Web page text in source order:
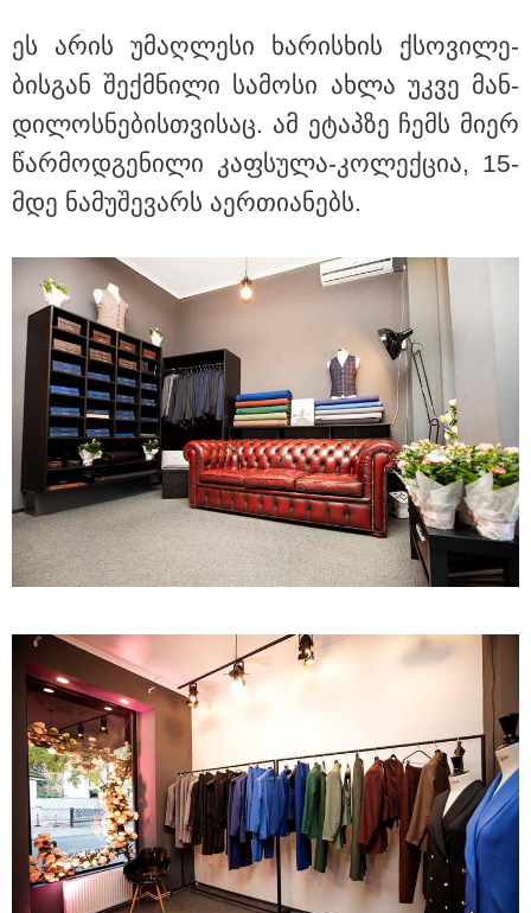
08:44 / 06-08-2026
"მიტროპოლიტი გერასიმე სამღვდელოებასთან
ერთად იმყოფებოდა ლანა ლატარიას სახლში და
გარდაცვლილის სულის საოხად პანაშვიდი
აღავლინა" - საპატრიარქო
20:20 / 05-08-2026
"12 წლის განმავლობაში ფაქტობრივად საქმის
ჩაფარცხვის ოპერაცია მიმდინარეობდა - არის
ეჭვები ვინმეს ხომ არ მფარველობენ" - დაკარგული
მოზარდის საქმის ადვოკატი ახალ გარემოებებზე
საუბრობს
ეს არის უმაღ­ლე­სი ხა­რის­ხის ქსო­ვი­ლე­
ბის­გან შექ­მნი­ლი სა­მო­სი ახლა უკვე მან­
დი­ლოს­ნე­ბის­თვი­საც. ამ ეტაპ­ზე ჩემს მიერ
წარ­მოდ­გე­ნი­ლი კაფ­სუ­ლა-კო­ლექ­ცია, 15-
მდე ნა­მუ­შე­ვარს აერ­თი­ა­ნებს.